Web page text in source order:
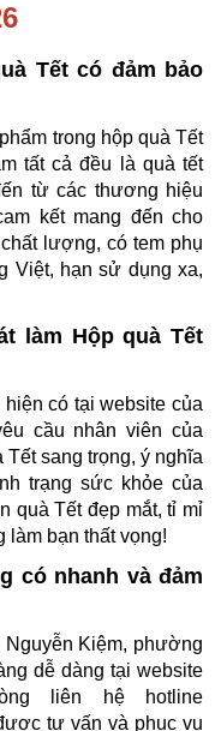
Tết có đảm bảo
trong hộp quà Tết
tất cả đều là quà tết
từ các thương hiệu
kết mang đến cho
lượng, có tem phụ
Việt, hạn sử dụng xa,
làm Hộp quà Tết
có tại website của
cầu nhân viên của
Tết sang trọng, ý nghĩa
trạng sức khỏe của
quà Tết đẹp mắt, tỉ mỉ
làm bạn thất vọng!
có nhanh và đảm
Nguyễn Kiệm, phường
tư vấn và phục vụ